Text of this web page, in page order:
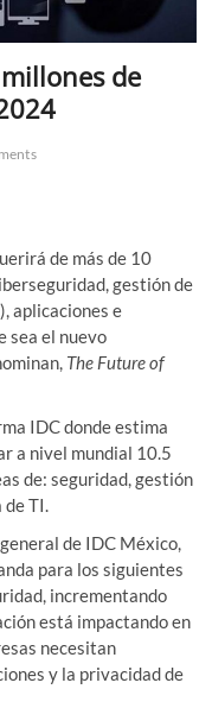
de
de más de 10
gestión de
aplicaciones e
sea el nuevo
The Future of
IDC donde estima
a nivel mundial 10.5
de: seguridad, gestión
TI.
de IDC México,
para los siguientes
incrementando
está impactando en
necesitan
y la privacidad de